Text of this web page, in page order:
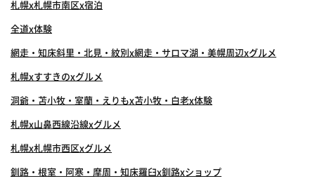
札幌x札幌市南区x宿泊
全道x体験
網走・知床斜里・北見・紋別x網走・サロマ湖・美幌周辺xグルメ
札幌xすすきのxグルメ
洞爺・苫小牧・室蘭・えりもx苫小牧・白老x体験
札幌x山鼻西線沿線xグルメ
札幌x札幌市西区xグルメ
釧路・根室・阿寒・摩周・知床羅臼x釧路xショップ